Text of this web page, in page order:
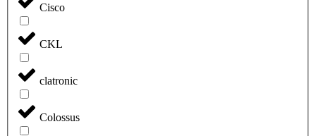
Cisco
CKL
clatronic
Colossus